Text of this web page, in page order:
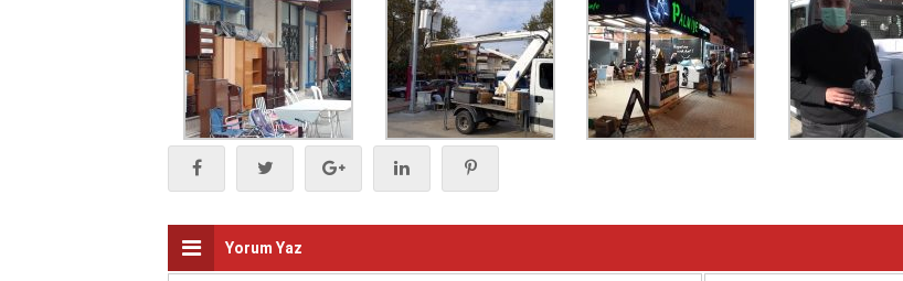
Yorum Yaz